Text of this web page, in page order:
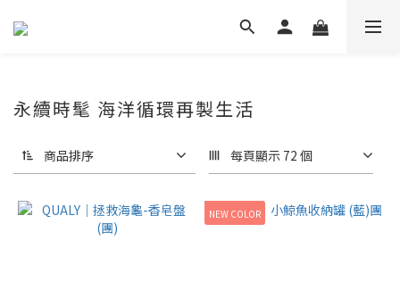
永續時髦 海洋循環再製生活
商品排序 每頁顯示 72 個
NEW COLOR